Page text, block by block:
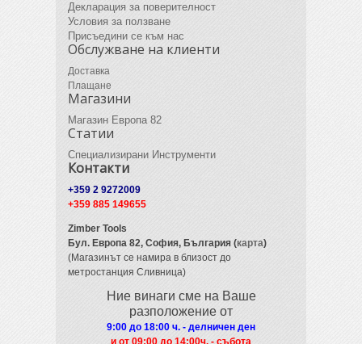
Декларация за поверителност
Условия за ползване
Присъедини се към нас
Обслужване на клиенти
Доставка
Плащане
Магазини
Магазин Европа 82
Статии
Специализирани Инструменти
Контакти
+359 2 9272009
+359 885 149655
Zimber Tools
Бул. Европа 82, София, България (карта)
(Магазинът се намира в близост до
метростанция Сливница)
Ние винаги сме на Ваше
разположение от
9:00 до 18:00 ч. - делничен ден